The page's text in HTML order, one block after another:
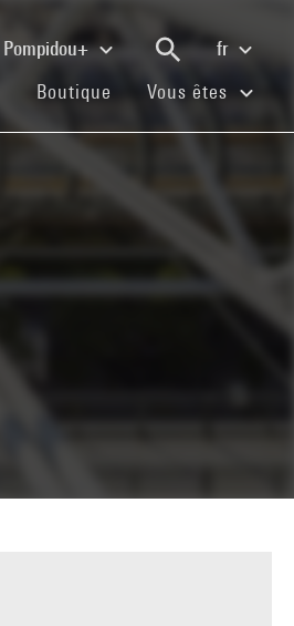
Pompidou+
fr
(current)
Boutique (current)
Vous êtes